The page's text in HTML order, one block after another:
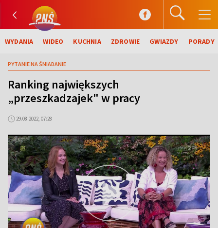
WYDANIA WIDEO KUCHNIA ZDROWIE GWIAZDY PORADY
PYTANIE NA ŚNIADANIE
Ranking największych
„przeszkadzajek" w pracy
29.08.2022, 07:28